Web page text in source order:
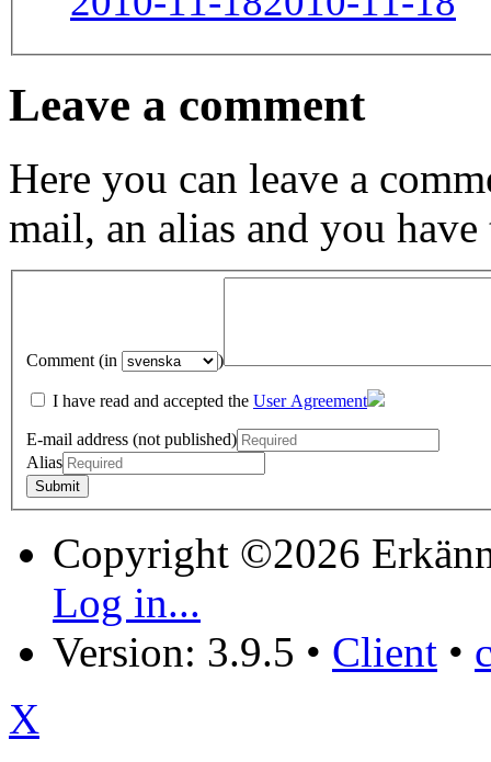
Leave a comment
Here you can leave a
mail, an alias and you have
Comment (in )
I have read and accepted the User Agreement
E-mail address (not published)
Alias
Copyright ©2026
Log in...
Version: 3.9.5 • Client •
X